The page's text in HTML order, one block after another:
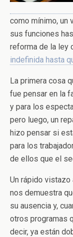
como mínimo, un
sus funciones
reforma de la ley
indefinida hasta
La primera cosa
fue pensar en la
y para los
pero luego, un
hizo pensar si
para los
de ellos que el
Un rápido vistazo
nos demuestra
su ausencia y,
otros programas
decir, ya están